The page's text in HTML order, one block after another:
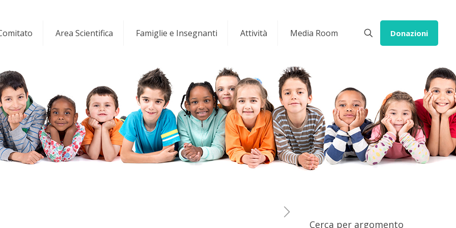
Area Scientifica Famiglie e Insegnanti Attività Media Room Donazioni
Cerca per argomento